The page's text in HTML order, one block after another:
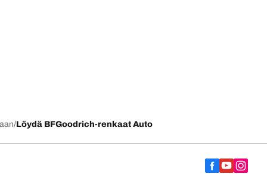
Löydä BFGoodrich-renkaat Auto